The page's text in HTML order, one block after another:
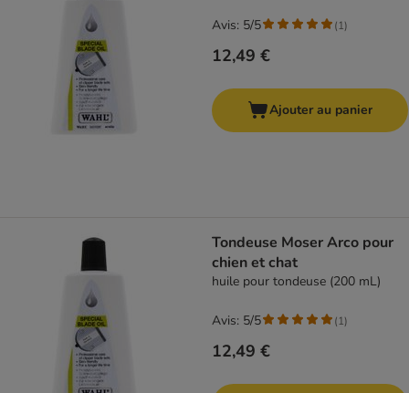
12,49 €
Avis: 5/5 (1)
Ajouter au panier
Tondeuse Moser Arco pour
chien et chat
huile pour tondeuse (200 mL)
12,49 €
Avis: 5/5 (1)